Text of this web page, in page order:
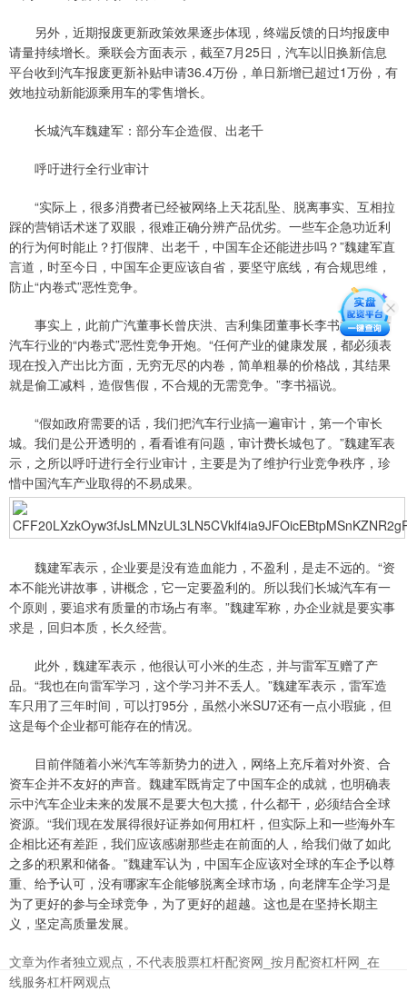
另外，近期报废更新政策效果逐步体现，终端反馈的日均报废申
请量持续增长。乘联会方面表示，截至7月25日，汽车以旧换新信息
平台收到汽车报废更新补贴申请36.4万份，单日新增已超过1万份，有
效地拉动新能源乘用车的零售增长。
长城汽车魏建军：部分车企造假、出老千
呼吁进行全行业审计
“实际上，很多消费者已经被网络上天花乱坠、脱离事实、互相拉
踩的营销话术迷了双眼，很难正确分辨产品优劣。一些车企急功近利
的行为何时能止？打假牌、出老千，中国车企还能进步吗？”魏建军直
言道，时至今日，中国车企更应该自省，要坚守底线，有合规思维，
防止“内卷式”恶性竞争。
事实上，此前广汽董事长曾庆洪、吉利集团董事长李书福都曾对
汽车行业的“内卷式”恶性竞争开炮。“任何产业的健康发展，都必须表
现在投入产出比方面，无穷无尽的内卷，简单粗暴的价格战，其结果
就是偷工减料，造假售假，不合规的无需竞争。”李书福说。
“假如政府需要的话，我们把汽车行业搞一遍审计，第一个审长
城。我们是公开透明的，看看谁有问题，审计费长城包了。”魏建军表
示，之所以呼吁进行全行业审计，主要是为了维护行业竞争秩序，珍
惜中国汽车产业取得的不易成果。
魏建军表示，企业要是没有造血能力，不盈利，是走不远的。“资
本不能光讲故事，讲概念，它一定要盈利的。所以我们长城汽车有一
个原则，要追求有质量的市场占有率。”魏建军称，办企业就是要实事
求是，回归本质，长久经营。
此外，魏建军表示，他很认可小米的生态，并与雷军互赠了产
品。“我也在向雷军学习，这个学习并不丢人。”魏建军表示，雷军造
车只用了三年时间，可以打95分，虽然小米SU7还有一点小瑕疵，但
这是每个企业都可能存在的情况。
目前伴随着小米汽车等新势力的进入，网络上充斥着对外资、合
资车企并不友好的声音。魏建军既肯定了中国车企的成就，也明确表
示中汽车企业未来的发展不是要大包大揽，什么都干，必须结合全球
资源。“我们现在发展得很好证券如何用杠杆，但实际上和一些海外车
企相比还有差距，我们应该感谢那些走在前面的人，给我们做了如此
之多的积累和储备。”魏建军认为，中国车企应该对全球的车企予以尊
重、给予认可，没有哪家车企能够脱离全球市场，向老牌车企学习是
为了更好的参与全球竞争，为了更好的超越。这也是在坚持长期主
义，坚定高质量发展。
文章为作者独立观点，不代表股票杠杆配资网_按月配资杠杆网_在
线服务杠杆网观点